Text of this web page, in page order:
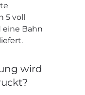
5 voll
Bahn
wird